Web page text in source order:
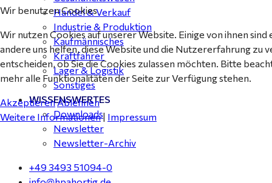
Handel & Verkauf
Industrie & Produktion
Kaufmännisches
Kraftfahrer
Lager & Logistik
Sonstiges
WISSENSWERTES
Downloads
Newsletter
Newsletter-Archiv
+49 3493 51094-0
Wir benutzen Cookies
Wir nutzen Cookies auf unserer Website. Einige von ihnen
andere uns helfen, diese Website und die Nutzererfahrung zu
entscheiden, ob Sie die Cookies zulassen möchten. Bitte
mehr alle Funktionalitäten der Seite zur Verfügung stehen.
AkzeptierenAblehnen
Weitere Informationen| Impressum